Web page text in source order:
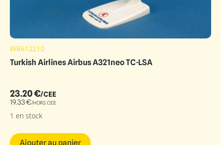
WR612210
Turkish Airlines Airbus A321neo TC-LSA
23.20€/CEE
19.33€/HORS CEE
1 en stock
Ajouter au panier